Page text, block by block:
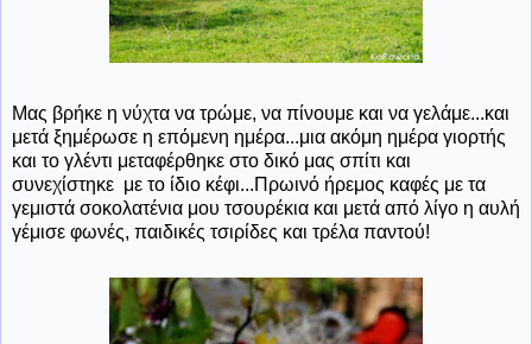
Μας βρήκε η νύχτα να τρώμε, να πίνουμε και να γελάμε...και
μετά ξημέρωσε η επόμενη ημέρα...μια ακόμη ημέρα γιορτής
και το γλέντι μεταφέρθηκε στο δικό μας σπίτι και
συνεχίστηκε με το ίδιο κέφι...Πρωινό ήρεμος καφές με τα
γεμιστά σοκολατένια μου τσουρέκια και μετά από λίγο η αυλή
γέμισε φωνές, παιδικές τσιρίδες και τρέλα παντού!